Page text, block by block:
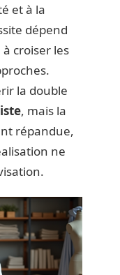
et à la
dépend
croiser les
la double
, mais la
répandue,
ne